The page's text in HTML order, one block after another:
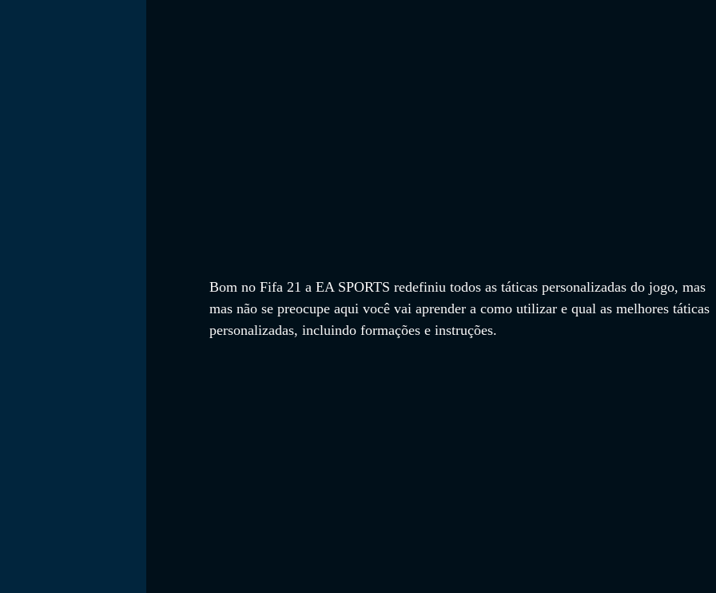
Bom no Fifa 21 a EA SPORTS redefiniu todos as táticas personalizadas do jogo, mas
mas não se preocupe aqui você vai aprender a como utilizar e qual as melhores táticas
personalizadas, incluindo formações e instruções.